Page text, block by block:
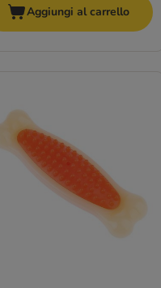
Aggiungi al carrello